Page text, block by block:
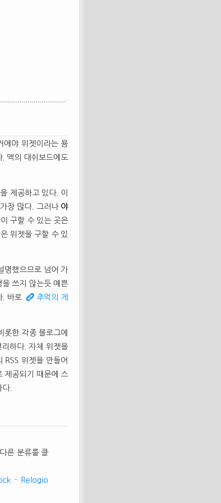
에야 위젯이라는 용
맥의 대쉬보드에도
제공하고 있다. 이
장 많다. 그러나 야
구할 수 있는 곳은
위젯을 구할 수 있
명했으므로 넘어 가
쓰지 않는듯 예쁜
. 바로
추억의 게
한 각종 블로그에
하다. 자체 위젯을
위젯을 만들어
제공되기 때문에 스
.
른 분류를 클
- Relogio